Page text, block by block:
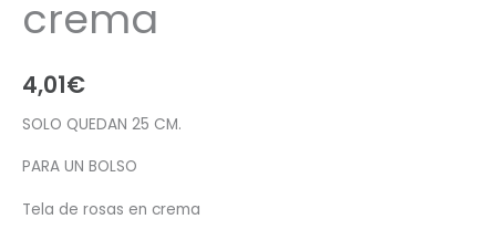
crema
4,01€
SOLO QUEDAN 25 CM.
PARA UN BOLSO
Tela de rosas en crema